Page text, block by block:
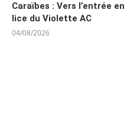
Caraïbes : Vers l’entrée en
lice du Violette AC
04/08/2026